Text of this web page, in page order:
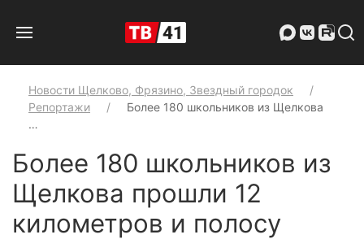
Новости Щелково, Фрязино, Звездный городок
Репортажи
Более 180 школьников из Щелкова
…
Более 180 школьников из
Щелкова прошли 12
километров и полосу